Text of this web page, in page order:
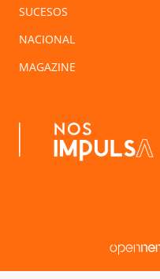
SUCESOS
NACIONAL
MAGAZINE